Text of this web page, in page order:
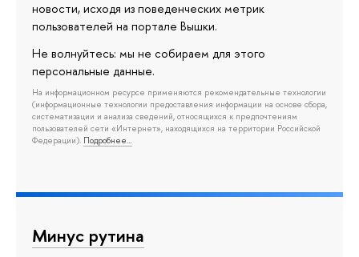
новости, исходя из поведенческих метрик
пользователей на портале Вышки.
Не волнуйтесь: мы не собираем для этого
персональные данные.
На информационном ресурсе применяются рекомендательные технологии
(информационные технологии предоставления информации на основе сбора,
систематизации и анализа сведений, относящихся к предпочтениям
пользователей сети «Интернет», находящихся на территории Российской
Федерации). Подробнее…
Минус рутина